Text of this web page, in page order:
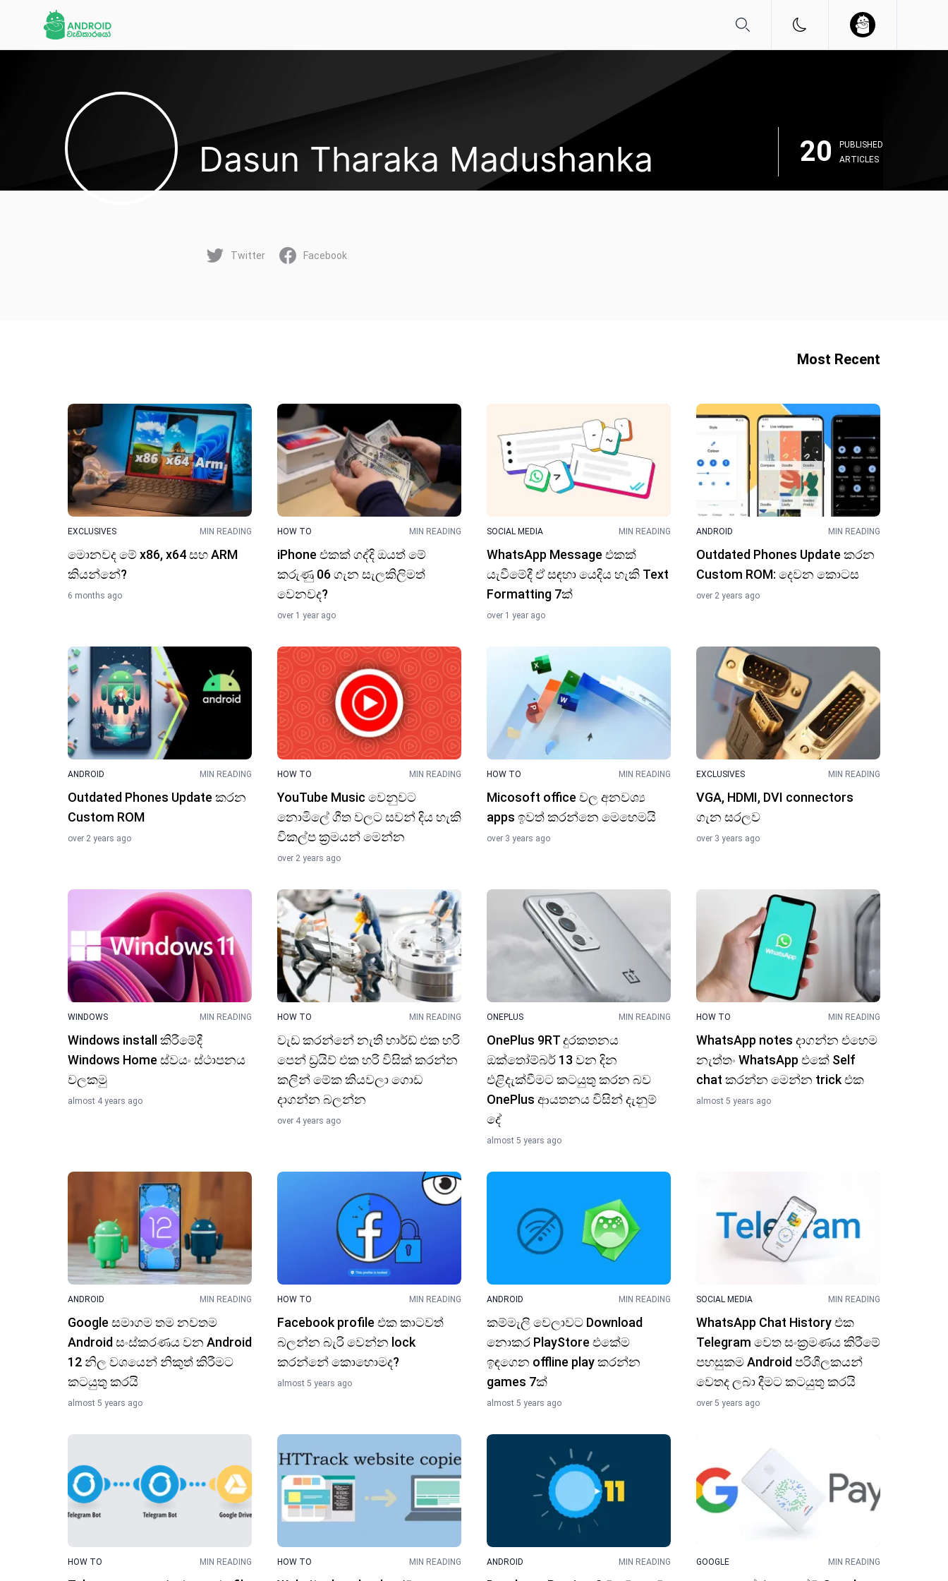
Dasun Tharaka Madushanka 20
PUBLISHED
ARTICLES
Twitter Facebook
Most Recent
EXCLUSIVES MIN READING
මොනවද මේ x86, x64 සහ ARM
කියන්නේ?
6 months ago
HOW TO MIN READING
iPhone එකක් ගද්දි ඔයත් මේ
කරුණු 06 ගැ​න සැලකිලිමත්
වෙනවද?
over 1 year ago
SOCIAL MEDIA MIN READING
WhatsApp Message එකක්
යැවීමේදී ඒ සඳහා යෙදිය හැකි Text
Formatting 7ක්
over 1 year ago
ANDROID MIN READING
Outdated Phones Update කරන
Custom ROM: දෙවන කොටස
over 2 years ago
ANDROID MIN READING
Outdated Phones Update කරන
Custom ROM
over 2 years ago
HOW TO MIN READING
YouTube Music වෙනුවට
නොමිලේ ගීත වලට සවන් දිය හැකි
විකල්ප ක්‍රමය​න් මෙන්​න
over 2 years ago
HOW TO MIN READING
Micosoft office වල අනවශ්‍ය
apps ඉවත් කරන්නෙ මෙහෙමයි
over 3 years ago
EXCLUSIVES MIN READING
VGA, HDMI, DVI connectors
ගැන සරලව
over 3 years ago
WINDOWS MIN READING
Windows install කිරීමේදී
Windows Home ස්වයං ස්ථාපනය
වලකමු
almost 4 years ago
HOW TO MIN READING
වැඩ කරන්නේ නැති හාර්ඩ් එක හරි
පෙන් ඩ්‍රයිව් එක හරි විසික් කරන්න
කලින් මේක කියවලා ගොඩ
දාගන්න බලන්​න
over 4 years ago
ONEPLUS MIN READING
OnePlus 9RT දුරකතනය
ඔක්තෝම්බර් 13 වන දි​න
එළිදැක්වීමට කටයුතු කරන බ​ව
OnePlus ආයතනය විසින් දැනුම් ​
දේ
almost 5 years ago
HOW TO MIN READING
WhatsApp notes දාගන්න එහෙම
නැත්තං WhatsApp එකේ Self
chat කරන්න මෙන්න trick එක
almost 5 years ago
ANDROID MIN READING
Google සමාගම තම නවතම
Android සංස්කරණය වන Android
12 නිල වශයෙන් නිකුත් කිරීමට
කටයුතු කරයි
almost 5 years ago
HOW TO MIN READING
Facebook profile එක කාටවත්
බලන්න බැරි වෙන්න lock
කරන්නේ කොහොමද?
almost 5 years ago
ANDROID MIN READING
කම්මැලි වෙලාවට Download
නොකර PlayStore එකේම
ඉඳගෙන offline play කරන්න
games 7ක්
almost 5 years ago
SOCIAL MEDIA MIN READING
WhatsApp Chat History එක
Telegram වෙත සංක්‍රමණය කිරීමේ
පහසුකම Android පරිශීලකයන්
වෙතද ලබා දීමට කටයුතු කරයි
over 5 years ago
HOW TO MIN READING HOW TO MIN READING ANDROID MIN READING GOOGLE MIN READING